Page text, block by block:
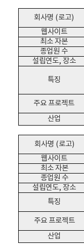
회사명 (로고)
웹사이트
최소 자본
종업원 수
설립연도, 장소
특징
주요 프로젝트
산업
회사명 (로고)
웹사이트
최소 자본
종업원 수
설립연도, 장소
특징
주요 프로젝트
산업